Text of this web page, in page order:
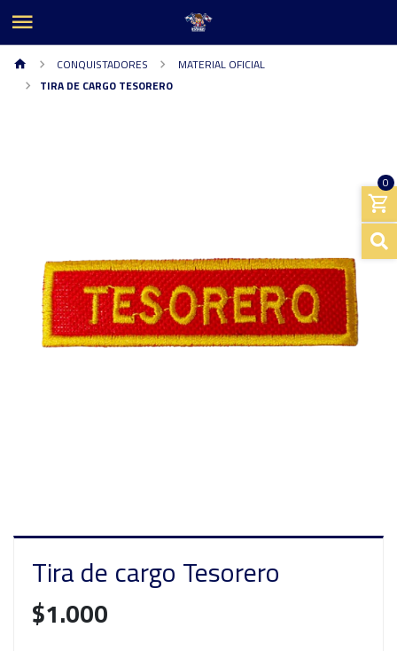
0
CONQUISTADORES
MATERIAL OFICIAL
TIRA DE CARGO TESORERO
Tira de cargo Tesorero
$1.000